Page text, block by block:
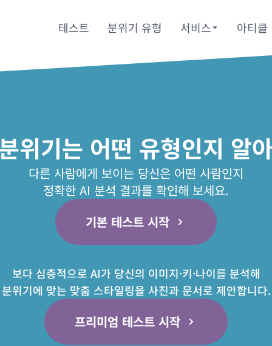
테스트 분위기 유형 서비스 아티클
위기는 어떤 유형인지 알
다른 사람에게 보이는 당신은 어떤 사람인지
정확한 AI 분석 결과를 확인해 보세요.
기본 테스트 시작
보다 심층적으로 AI가 당신의 이미지·키·나이를 분석해
분위기에 맞는 맞춤 스타일링을 사진과 문서로 제안합니다.
프리미엄 테스트 시작